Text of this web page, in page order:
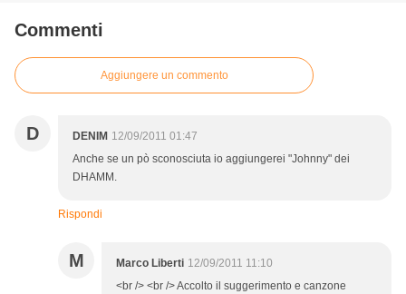
Commenti
Aggiungere un commento
D DENIM 12/09/2011 01:47
Anche se un pò sconosciuta io aggiungerei "Johnny" dei
DHAMM.
Rispondi
M Marco Liberti 12/09/2011 11:10
<br /> <br /> Accolto il suggerimento e canzone